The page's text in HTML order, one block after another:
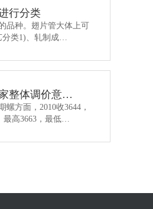
行分类
品种。翅片管大体上可
分类1)、轧制成…
整体调价意…
方面，2010收3644，
最高3663，最低…